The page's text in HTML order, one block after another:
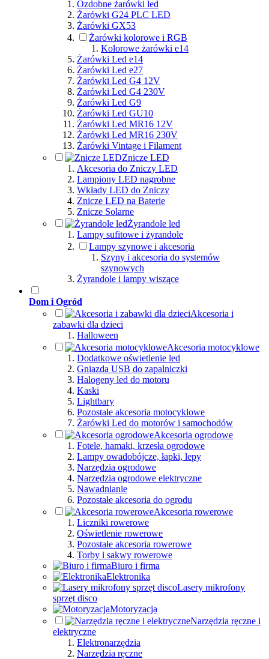
Ozdobne żarówki led
Żarówki G24 PLC LED
Żarówki GX53
Żarówki kolorowe i RGB
Kolorowe żarówki e14
Żarówki Led e14
Żarówki Led e27
Żarówki Led G4 12V
Żarówki Led G4 230V
Żarówki Led G9
Żarówki Led GU10
Żarówki Led MR16 12V
Żarówki Led MR16 230V
Żarówki Vintage i Filament
Znicze LED
Akcesoria do Zniczy LED
Lampiony LED nagrobne
Wkłady LED do Zniczy
Znicze LED na Baterie
Znicze Solarne
Żyrandole led
Lampy sufitowe i żyrandole
Lampy szynowe i akcesoria
Szyny i akcesoria do systemów
szynowych
Żyrandole i lampy wiszące
Dom i Ogród
Akcesoria i
zabawki dla dzieci
Halloween
Akcesoria motocyklowe
Dodatkowe oświetlenie led
Gniazda USB do zapalniczki
Halogeny led do motoru
Kaski
Lightbary
Pozostałe akcesoria motocyklowe
Żarówki Led do motorów i samochodów
Akcesoria ogrodowe
Fotele, hamaki, krzesła ogrodowe
Lampy owadobójcze, łapki, lepy
Narzędzia ogrodowe
Narzędzia ogrodowe elektryczne
Nawadnianie
Pozostałe akcesoria do ogrodu
Akcesoria rowerowe
Liczniki rowerowe
Oświetlenie rowerowe
Pozostałe akcesoria rowerowe
Torby i sakwy rowerowe
Biuro i firma
Elektronika
Lasery mikrofony
sprzęt disco
Motoryzacja
Narzędzia ręczne i
elektryczne
Elektronarzędzia
Narzędzia ręczne